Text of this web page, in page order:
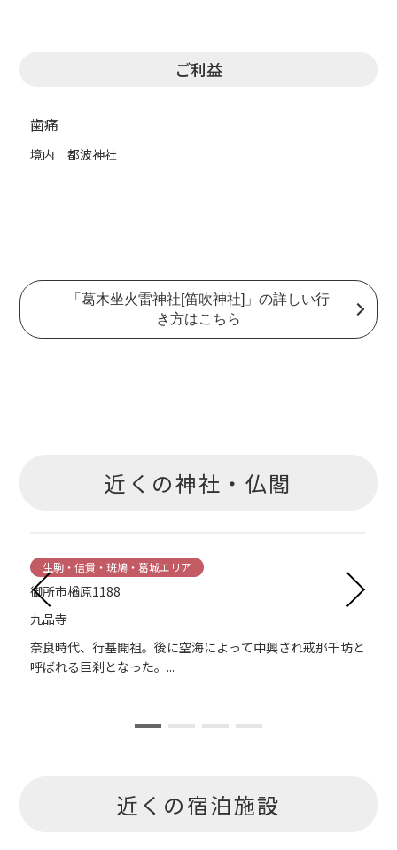
ご利益
歯痛
境内 都波神社
「葛木坐火雷神社[笛吹神社]」の詳しい行
き方はこちら
近くの神社・仏閣
生駒・信貴・斑鳩・葛城エリア
御所市楢原1188
九品寺
奈良時代、行基開祖。後に空海によって中興され戒那千坊と
呼ばれる巨刹となった。...
近くの宿泊施設